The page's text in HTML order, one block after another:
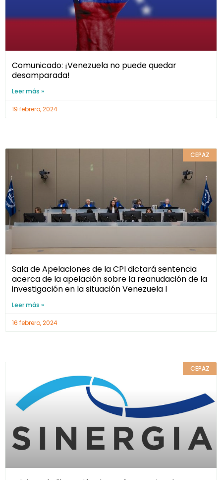
Comunicado: ¡Venezuela no puede quedar
desamparada!
Leer más »
19 febrero, 2024
CEPAZ
Sala de Apelaciones de la CPI dictará sentencia
acerca de la apelación sobre la reanudación de la
investigación en la situación Venezuela I
Leer más »
16 febrero, 2024
CEPAZ